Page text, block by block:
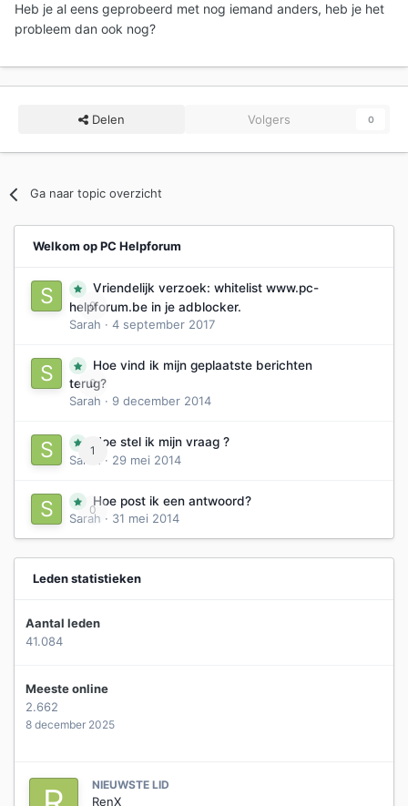
Heb je al eens geprobeerd met nog iemand anders, heb je het
probleem dan ook nog?
Delen Volgers 0
Ga naar topic overzicht
Welkom op PC Helpforum
0
Vriendelijk verzoek: whitelist www.pc-
helpforum.be in je adblocker.
Sarah · 4 september 2017
0
Hoe vind ik mijn geplaatste berichten
terug?
Sarah · 9 december 2014
1
Hoe stel ik mijn vraag ?
Sarah
· 29 mei 2014
0
Hoe post ik een antwoord?
Sarah · 31 mei 2014
Leden statistieken
Aantal leden
41.084
Meeste online
2.662
8 december 2025
NIEUWSTE LID
RenX